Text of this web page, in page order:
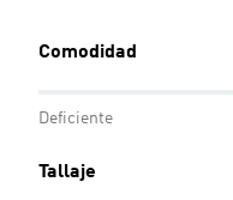
Comodidad
Deficiente
Tallaje